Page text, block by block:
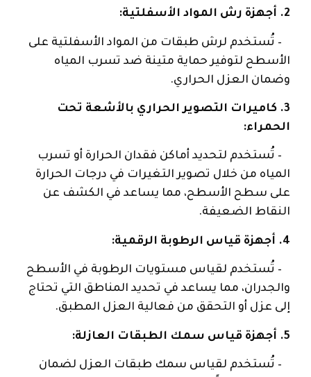
2. أجهزة رش المواد الأسفلتية:
– تُستخدم لرش طبقات من المواد الأسفلتية على
الأسطح لتوفير حماية متينة ضد تسرب المياه
وضمان العزل الحراري.
3. كاميرات التصوير الحراري بالأشعة تحت
الحمراء:
– تُستخدم لتحديد أماكن فقدان الحرارة أو تسرب
المياه من خلال تصوير التغيرات في درجات الحرارة
على سطح الأسطح، مما يساعد في الكشف عن
النقاط الضعيفة.
4. أجهزة قياس الرطوبة الرقمية:
– تُستخدم لقياس مستويات الرطوبة في الأسطح
والجدران، مما يساعد في تحديد المناطق التي تحتاج
إلى عزل أو التحقق من فعالية العزل المطبق.
5. أجهزة قياس سمك الطبقات العازلة:
– تُستخدم لقياس سمك طبقات العزل لضمان